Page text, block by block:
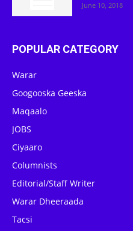
June 10, 2018
POPULAR CATEGORY
Warar
Googooska Geeska
Maqaalo
JOBS
Ciyaaro
Columnists
Editorial/Staff Writer
Warar Dheeraada
Tacsi